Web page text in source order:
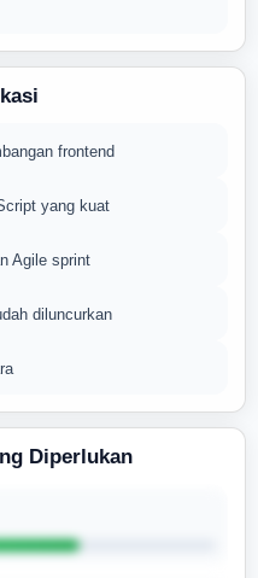
frontend
yang kuat
Agile sprint
diluncurkan
Diperlukan